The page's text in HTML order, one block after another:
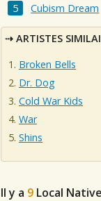
Cubism Dream
ARTISTES
Broken Bells
Dr. Dog
Cold War Kids
War
Shins
Il y a 9 Local